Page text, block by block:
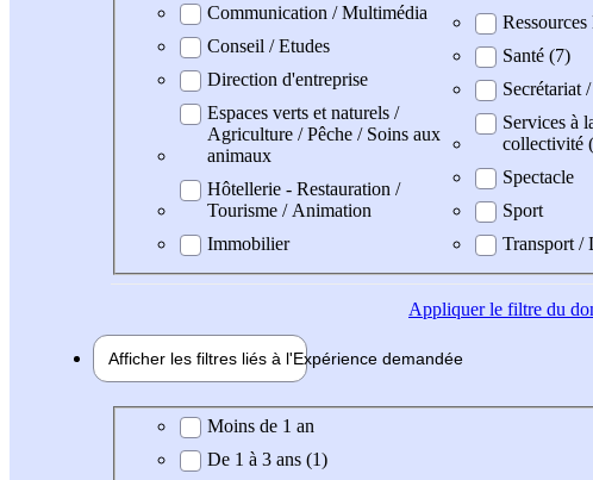
Communication / Multimédia
Conseil / Etudes
Direction d'entreprise
Espaces verts et naturels /
Agriculture / Pêche / Soins aux
animaux
Hôtellerie - Restauration /
Tourisme / Animation
Immobilier
Santé (7)
Secrétariat
Services à
collectivité
Spectacle
Sport
Transport /
Appliquerle filtre du
Afficher les filtres liés à l'Expérience demandée
Expérience demandée
Moins de 1 an
De 1 à 3 ans (1)